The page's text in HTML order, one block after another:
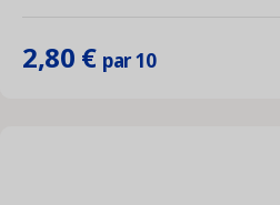
2,80 € par 10